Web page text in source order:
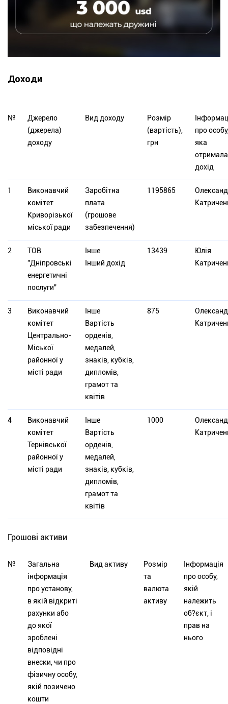
Доходи
№
Джерело
(джерела)
доходу
Вид доходу
Розмір
(вартість),
грн
про
яка
отримала
дохід
1
Виконавчий
комітет
Криворізької
міської ради
Заробітна
плата
(грошове
забезпечення)
1195865
2
ТОВ
"Дніпровські
енергетичні
послуги"
Інше
Інший дохід
13439
Юлія
3
Виконавчий
комітет
Центрально-
Міської
районної у
місті ради
Інше
Вартість
орденів,
медалей,
знаків, кубків,
дипломів,
грамот та
квітів
875
4
Виконавчий
комітет
Тернівської
районної у
місті ради
Інше
Вартість
орденів,
медалей,
знаків, кубків,
дипломів,
грамот та
квітів
1000
Грошові активи
№
Загальна
інформація
про установу,
в якій відкриті
рахунки або
до якої
зроблені
відповідні
внески, чи про
фізичну особу,
якій позичено
кошти
Вид активу
Розмір
та
валюта
активу
Інформація
про особу,
якій
належить
об?єкт, і
прав на
нього